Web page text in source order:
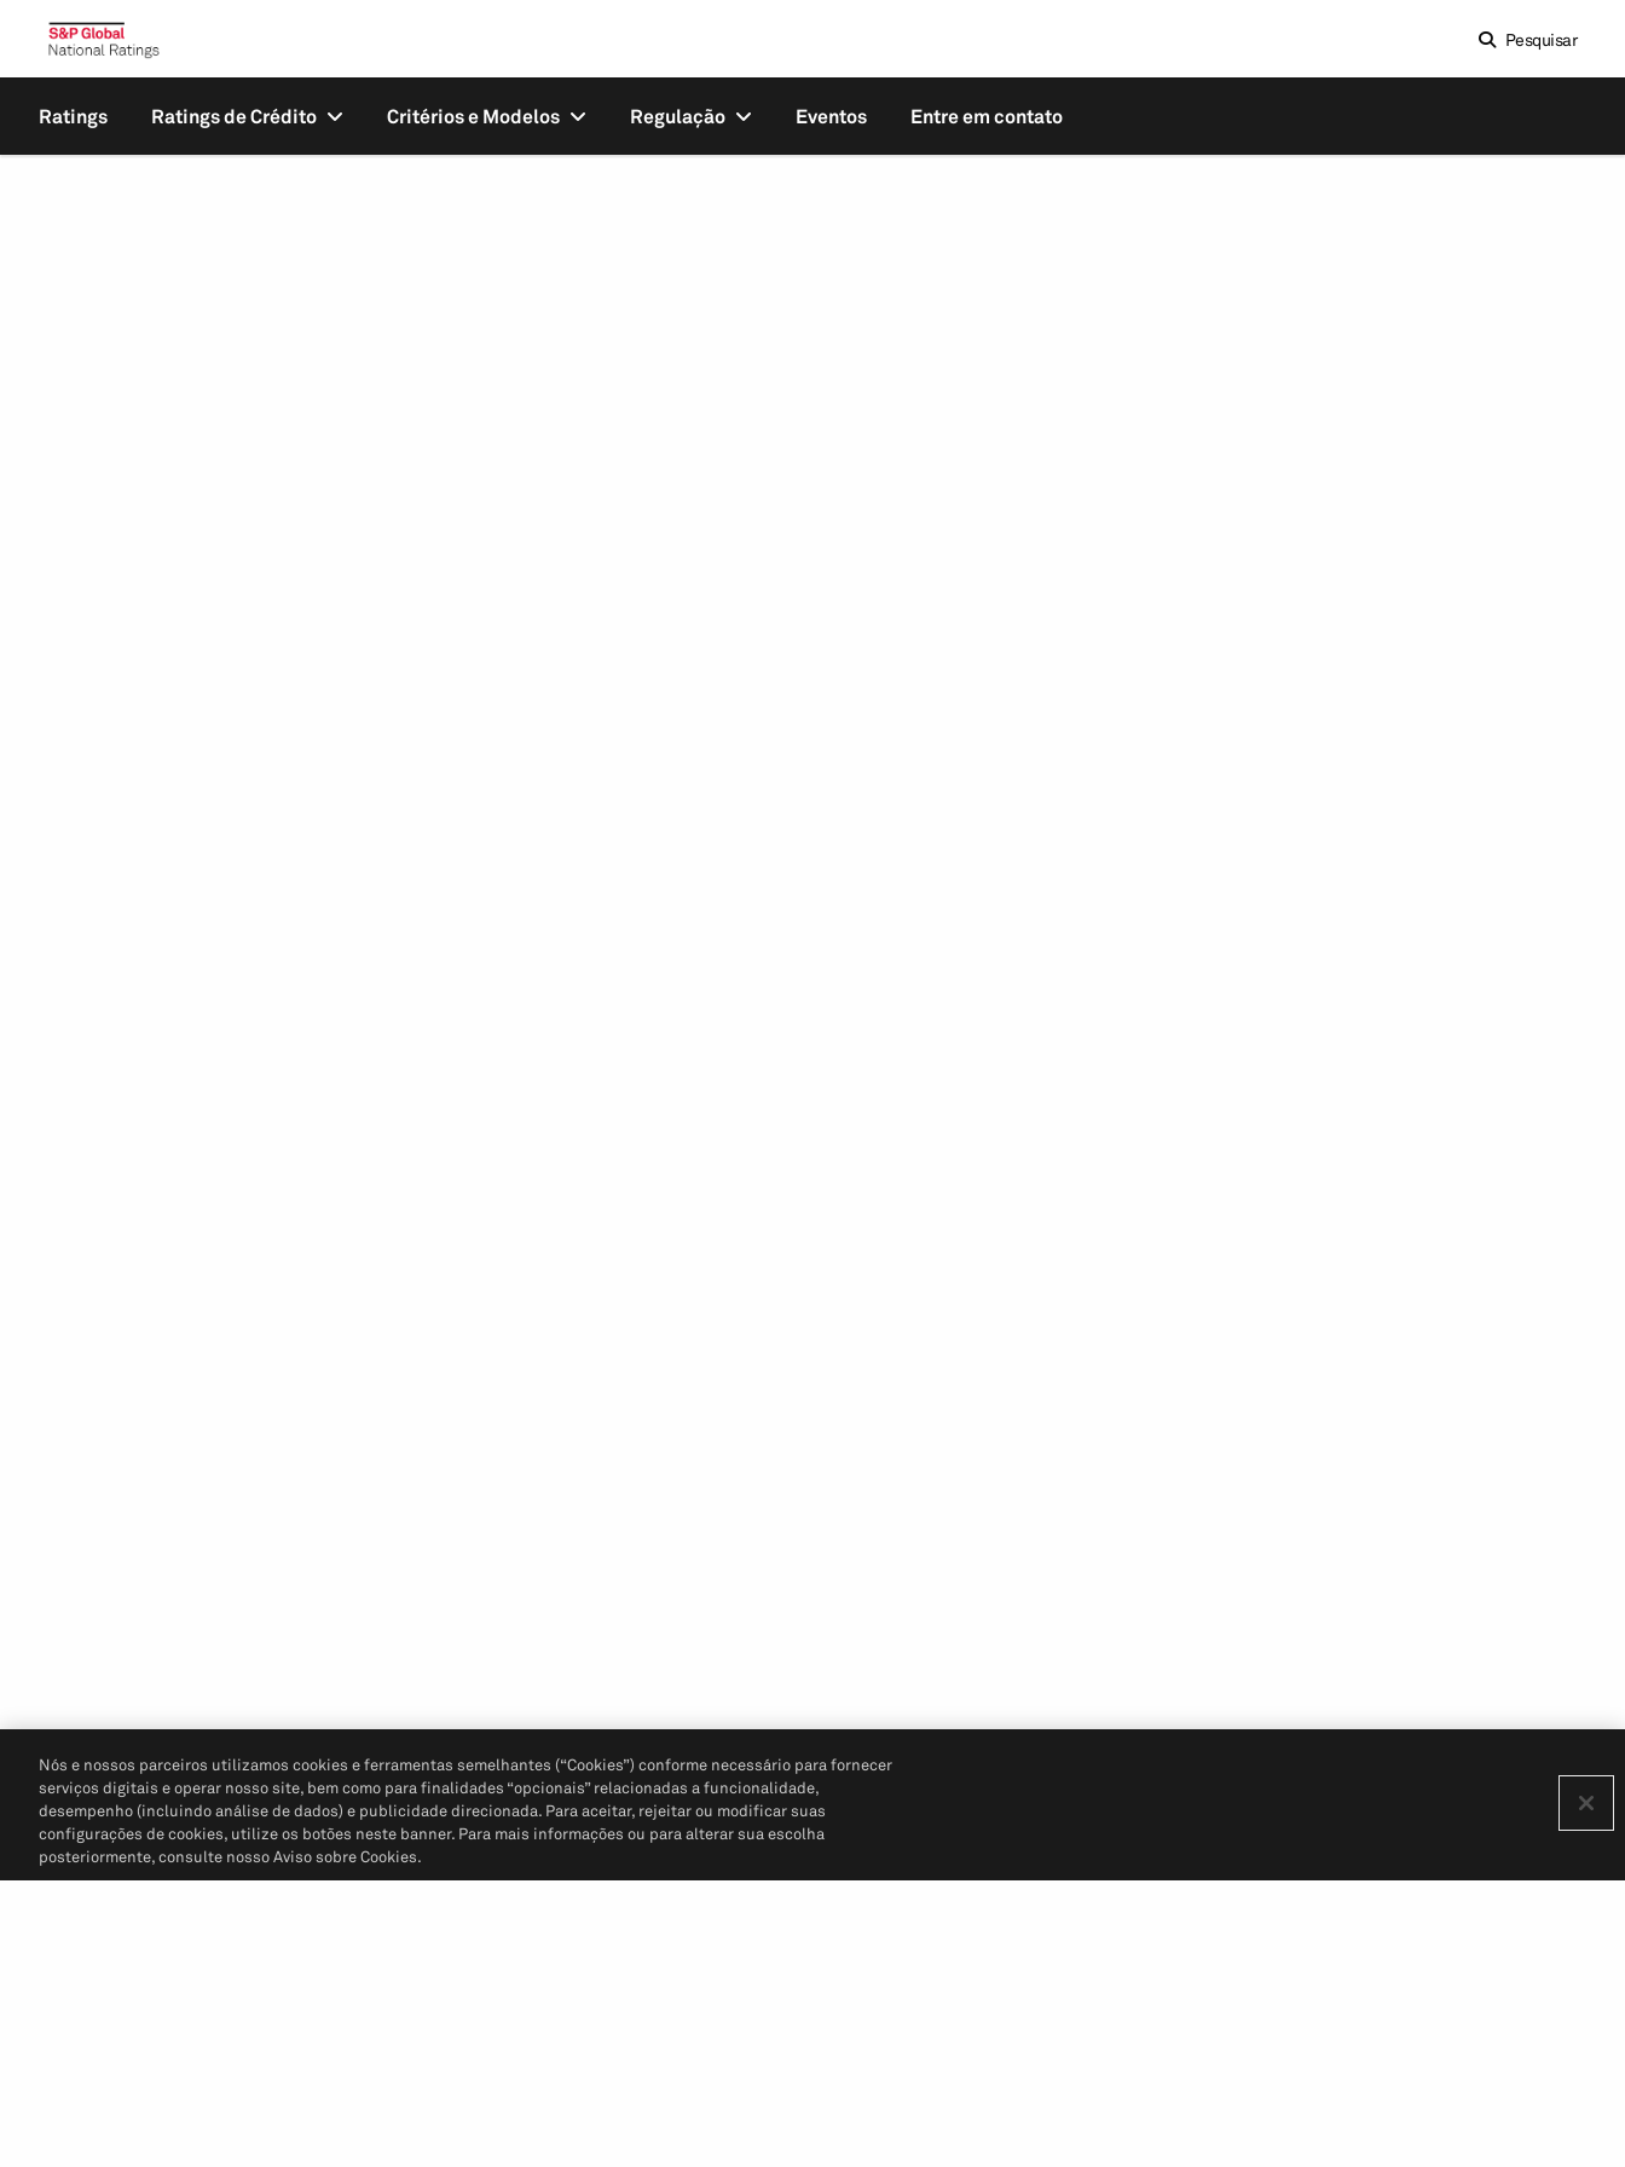
Pesquisar
Ratings Ratings de Crédito Critérios e Modelos Regulação Eventos Entre em contato
Nós e nossos parceiros utilizamos cookies e ferramentas semelhantes (“Cookies”) conforme necessário para fornecer
serviços digitais e operar nosso site, bem como para finalidades “opcionais” relacionadas a funcionalidade,
desempenho (incluindo análise de dados) e publicidade direcionada. Para aceitar, rejeitar ou modificar suas
configurações de cookies, utilize os botões neste banner. Para mais informações ou para alterar sua escolha
posteriormente, consulte nosso Aviso sobre Cookies.